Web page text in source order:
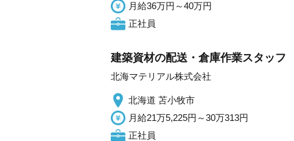
月給36万円～40万円
正社員
建築資材の配送・倉庫作業スタッフ
北海マテリアル株式会社
北海道 苫小牧市
月給21万5,225円～30万313円
正社員